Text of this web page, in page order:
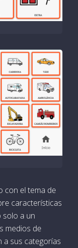
con el tema de
características
solo a un
medios de
a sus categorías